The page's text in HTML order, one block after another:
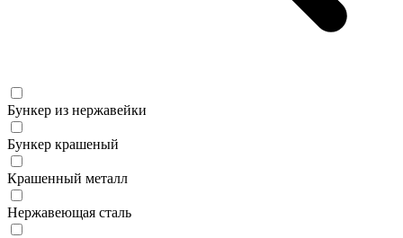
Бункер из нержавейки
Бункер крашеный
Крашенный металл
Нержавеющая сталь